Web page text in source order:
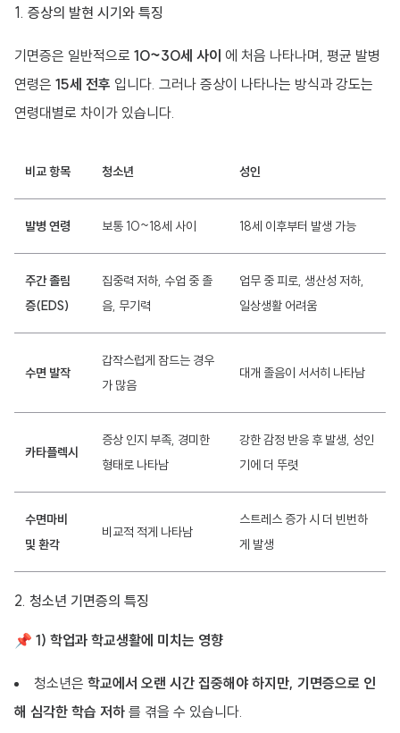
1. 증상의 발현 시기와 특징
기면증은 일반적으로 10~30세 사이 에 처음 나타나며, 평균 발병
연령은 15세 전후 입니다. 그러나 증상이 나타나는 방식과 강도는
연령대별로 차이가 있습니다.
비교 항목 청소년 성인
발병 연령 보통 10~18세 사이 18세 이후부터 발생 가능
주간 졸림
증(EDS)
집중력 저하, 수업 중 졸
음, 무기력
업무 중 피로, 생산성 저하,
일상생활 어려움
수면 발작
갑작스럽게 잠드는 경우
가 많음
대개 졸음이 서서히 나타남
카타플렉시
증상 인지 부족, 경미한
형태로 나타남
강한 감정 반응 후 발생, 성인
기에 더 뚜렷
수면마비
및 환각
비교적 적게 나타남
스트레스 증가 시 더 빈번하
게 발생
2. 청소년 기면증의 특징
📌 1) 학업과 학교생활에 미치는 영향
청소년은 학교에서 오랜 시간 집중해야 하지만, 기면증으로 인
해 심각한 학습 저하 를 겪을 수 있습니다.